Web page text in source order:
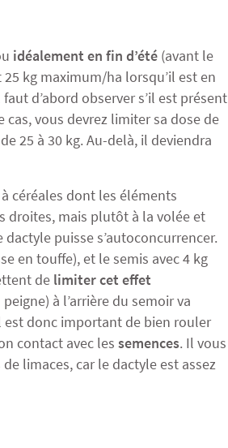
idéalement en fin d’été (avant le
kg maximum/ha lorsqu’il est en
d’abord observer s’il est présent
vous devrez limiter sa dose de
25 à 30 kg. Au-delà, il deviendra
céréales dont les éléments
droites, mais plutôt à la volée et
puisse s’autoconcurrencer.
en touffe), et le semis avec 4 kg
de limiter cet effet
à l’arrière du semoir va
est donc important de bien rouler
contact avec les semences. Il vous
limaces, car le dactyle est assez